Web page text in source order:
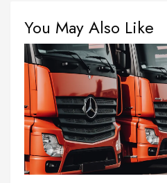
You May Also Like